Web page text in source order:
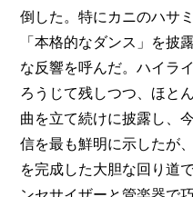
倒した。特にカニのハサ
「本格的なダンス」を披
な反響を呼んだ。ハイラ
ろうじて残しつつ、ほと
曲を立て続けに披露し、
信を最も鮮明に示したが
を完成した大胆な回り道